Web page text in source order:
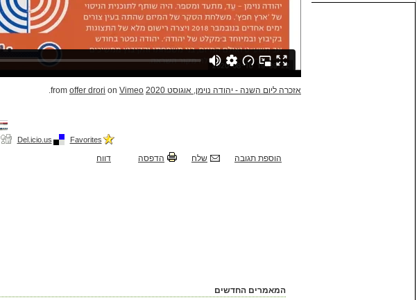
אזכרה ליום השנה - יהודה נוימן, אוגוסט 2020 offer drori on Vimeo
.
Favorites
Del.icio.us
הוספת תגובה שלח הדפסה דווח
המאמרים החדשים